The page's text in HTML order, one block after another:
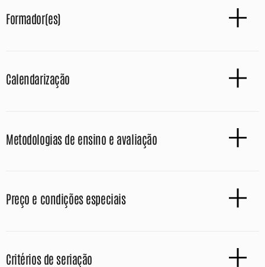
Formador(es)
Calendarização
Metodologias de ensino e avaliação
Preço e condições especiais
Critérios de seriação